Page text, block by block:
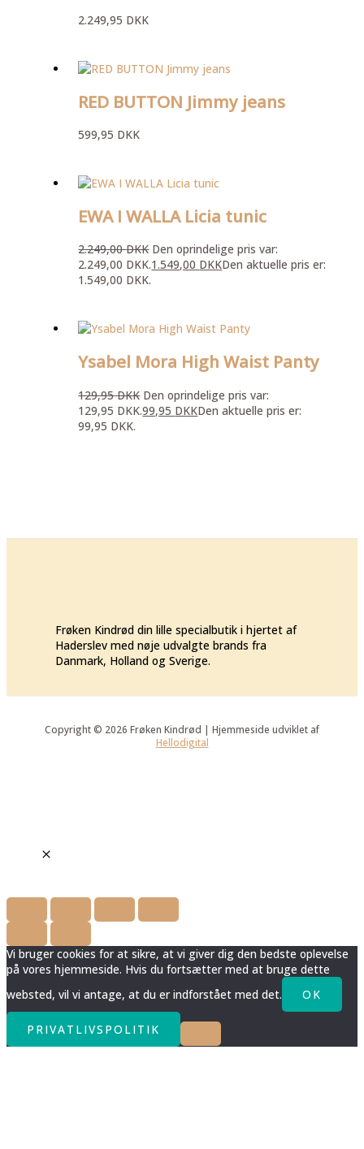
2.249,95 DKK
RED BUTTON Jimmy jeans
599,95 DKK
EWA I WALLA Licia tunic
2.249,00DKK Den oprindelige pris var:
2.249,00 DKK.1.549,00 DKKDen aktuelle pris er:
1.549,00 DKK.
Ysabel Mora High Waist Panty
129,95DKK Den oprindelige pris var:
129,95 DKK.99,95 DKKDen aktuelle pris er:
99,95 DKK.
Frøken Kindrød din lille specialbutik i hjertet af
Haderslev med nøje udvalgte brands fra
Danmark, Holland og Sverige.
Copyright © 2026 Frøken Kindrød | Hjemmeside udviklet af
Hellodigital
Vi bruger cookies for at sikre, at vi giver dig den bedste oplevelse
på vores hjemmeside. Hvis du fortsætter med at bruge dette
websted, vil vi antage, at du er indforstået med det.
OK
PRIVATLIVSPOLITIK